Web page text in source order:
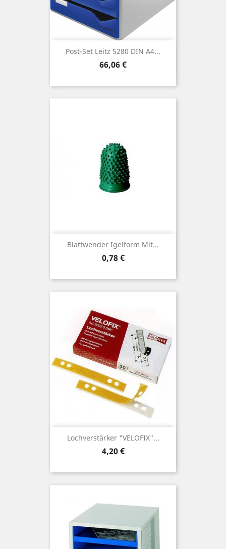
Post-Set Leitz 5280 DIN A4...
Preis
66,06 €
Blattwender Igelform Mit...
Preis
0,78 €
Lochverstärker "VELOFIX"...
Preis
4,20 €